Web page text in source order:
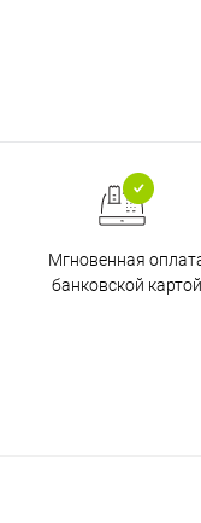
Мгновенная
банковской картой